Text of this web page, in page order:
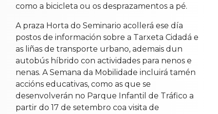
como a bicicleta ou os desprazamentos a pé.
A praza Horta do Seminario acollerá ese día
postos de información sobre a Tarxeta Cidadá e
as liñas de transporte urbano, ademais dun
autobús híbrido con actividades para nenos e
nenas. A Semana da Mobilidade incluirá tamén
accións educativas, como as que se
desenvolverán no Parque Infantil de Tráfico a
partir do 17 de setembro coa visita de